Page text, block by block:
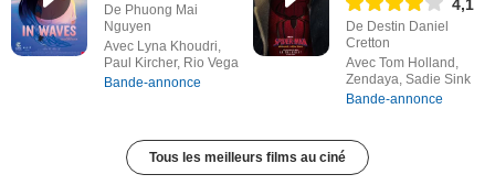
De Phuong Mai
Nguyen
Avec Lyna Khoudri,
Paul Kircher, Rio Vega
Bande-annonce
4,1
De Destin Daniel
Cretton
Avec Tom Holland,
Zendaya, Sadie Sink
Bande-annonce
Tous les meilleurs films au ciné